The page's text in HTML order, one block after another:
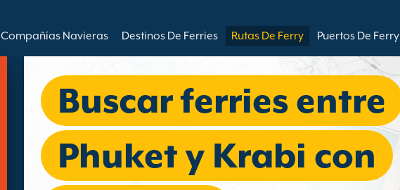
Compañías Navieras Destinos De Ferries Rutas De Ferry Puertos De Ferry
Buscar ferries entre
Phuket y Krabi con